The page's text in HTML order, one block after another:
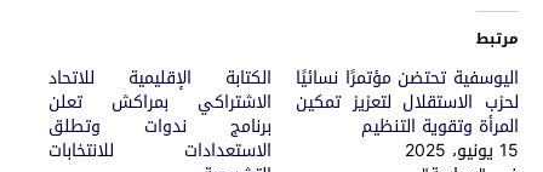
مرتبط
اليوسفية تحتضن مؤتمرًا نسائيًا
لحزب الاستقلال لتعزيز تمكين
المرأة وتقوية التنظيم
15 يونيو، 2025
الكتابة الإقليمية للاتحاد
الاشتراكي بمراكش تعلن
برنامج ندوات وتطلق
الاستعدادات للانتخابات